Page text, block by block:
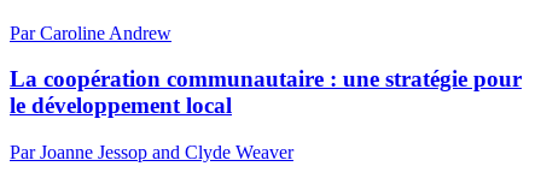
Par Caroline Andrew
La coopération communautaire : une stratégie pour
le développement local
Par Joanne Jessop and Clyde Weaver